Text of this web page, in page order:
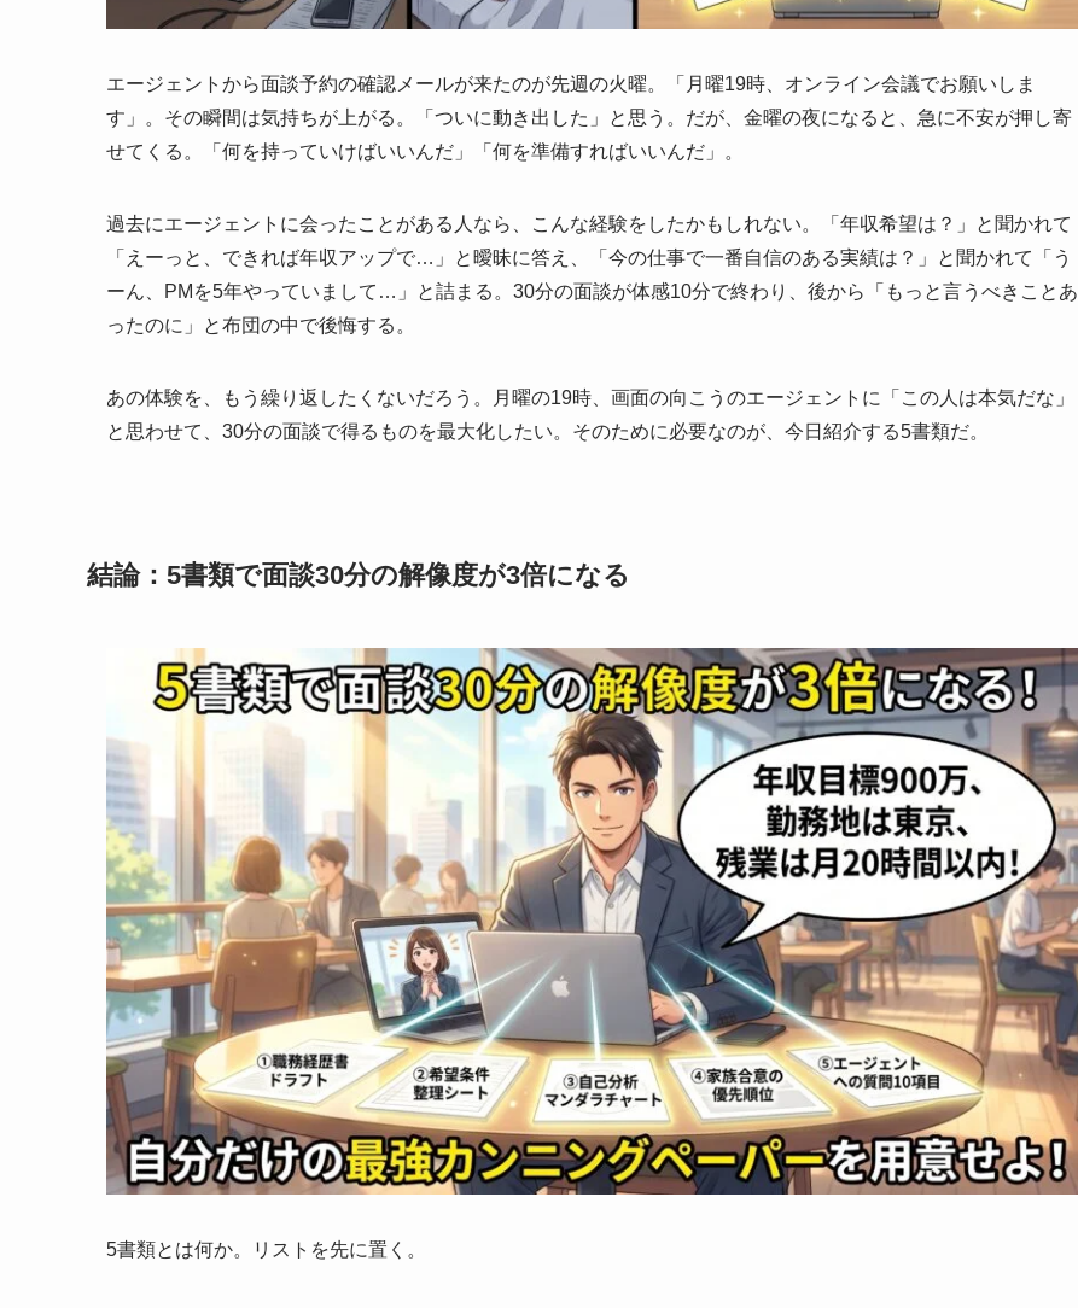
エージェントから面談予約の確認メールが来たのが先週の火曜。「月曜19時、オンライン会議でお願いしま
す」。その瞬間は気持ちが上がる。「ついに動き出した」と思う。だが、金曜の夜になると、急に不安が押し寄
せてくる。「何を持っていけばいいんだ」「何を準備すればいいんだ」。
過去にエージェントに会ったことがある人なら、こんな経験をしたかもしれない。「年収希望は？」と聞かれて
「えーっと、できれば年収アップで…」と曖昧に答え、「今の仕事で一番自信のある実績は？」と聞かれて「う
ーん、PMを5年やっていまして…」と詰まる。30分の面談が体感10分で終わり、後から「もっと言うべきことあ
ったのに」と布団の中で後悔する。
あの体験を、もう繰り返したくないだろう。月曜の19時、画面の向こうのエージェントに「この人は本気だな」
と思わせて、30分の面談で得るものを最大化したい。そのために必要なのが、今日紹介する5書類だ。
結論：5書類で面談30分の解像度が3倍になる
5書類とは何か。リストを先に置く。